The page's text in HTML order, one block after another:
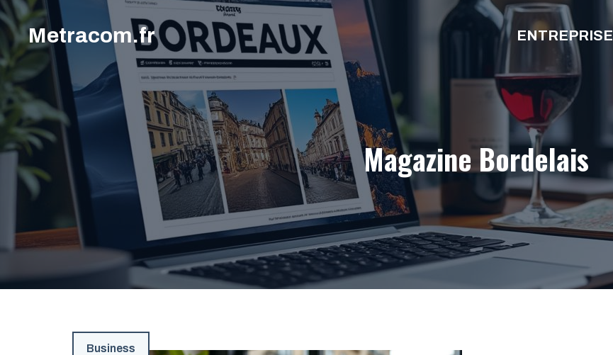
Aller
au
contenu
Metracom.fr ENTREPRISE
Magazine Bordelais
Business